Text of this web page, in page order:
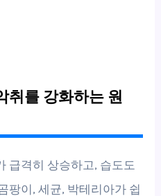
취를 강화하는 원
급격히 상승하고, 습도도
팡이, 세균, 박테리아가 쉽